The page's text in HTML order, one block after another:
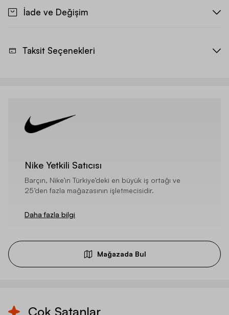
İade ve Değişim
Taksit Seçenekleri
Nike Yetkili Satıcısı
Barçın, Nike’ın Türkiye’deki en büyük iş ortağı ve
25’den fazla mağazasının işletmecisidir.
Daha fazla bilgi
Mağazada Bul
Çok Satanlar